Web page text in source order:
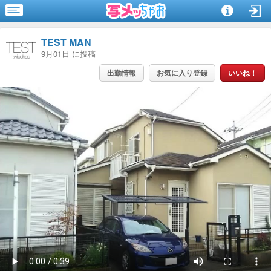
TEST MAN
9月01日 に投稿
いいね！
お気に入り登録
出勤情報